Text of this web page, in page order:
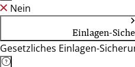
Nein
Einlagen-
Gesetzliches Einlagen-